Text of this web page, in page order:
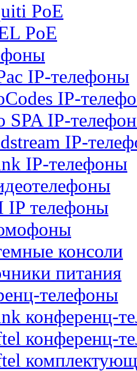
PoE
PoE
IP-телефоны
IP-
SPA IP-
IP-
IP-телефоны
IP телефоны
консоли
питания
телефоны
конференц-
конференц-